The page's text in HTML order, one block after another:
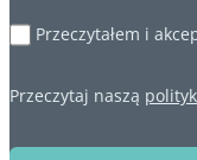
Przeczytałem i
Przeczytaj naszą